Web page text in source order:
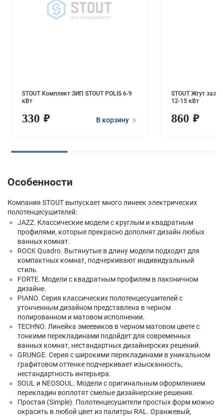
STOUT Комплект ЗИП STOUT POLIS 6-9
кВт
330 В корзину
STOUT Жгут
12-15 кВт
860
Особенности
Компания STOUT выпускает много линеек электрических
полотенцесушителей:
JAZZ. Классические модели с круглым и квадратным
профилями, которые прекрасно дополнят дизайн любых
ванных комнат.
ROCK Quadro. Вытянутые в длину модели подходят для
компактных комнат, подчеркивают индивидуальный
стиль.
FORTE. Модели с квадратным профилем в лаконичном
дизайне.
PIANO. Серия классических полотенцесушителей с
утонченным дизайном представлена в черном
полированном и матовом исполнении.
TECHNO. Линейка змеевиков в черном матовом цвете с
тонкими перекладинами подойдет для современных
ванных комнат, нестандартных дизайнерских решений.
GRUNGE. Серия с широкими перекладинами в уникальном
графитовом оттенке подчеркивает изысканность,
нестандартность интерьера.
SOUL и NEOSOUL. Модели с оригинальным оформлением
перекладин воплотят смелые дизайнерские решения.
Простая (Simple). Полотенцесушители простых форм можно
окрасить в любой цвет из палитры RAL. Оранжевый,